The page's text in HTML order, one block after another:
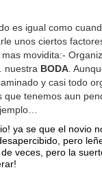
es igual como
unos ciertos
movidita:-
nuestra BODA .
y casi todo
tenemos aun
ya se que el novio
pero
veces, pero la